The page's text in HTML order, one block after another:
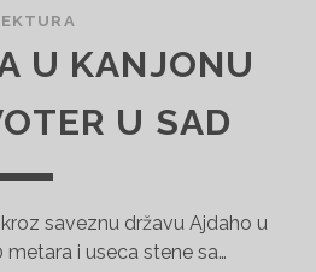
U KANJONU
U SAD
saveznu državu Ajdaho u
i useca stene sa…